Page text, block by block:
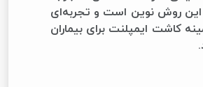
این روش نوین است و تجربه‌ای
کاشت ایمپلنت برای بیماران